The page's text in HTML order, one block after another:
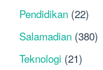
Pendidikan (22)
Salamadian (380)
Teknologi (21)